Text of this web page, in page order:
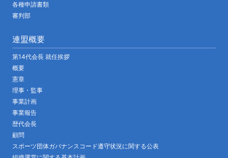
各種申請書類
審判部
連盟概要
第14代会長 就任挨拶
概要
憲章
理事・監事
事業計画
事業報告
歴代会長
顧問
スポーツ団体ガバナンスコード遵守状況に関する公表